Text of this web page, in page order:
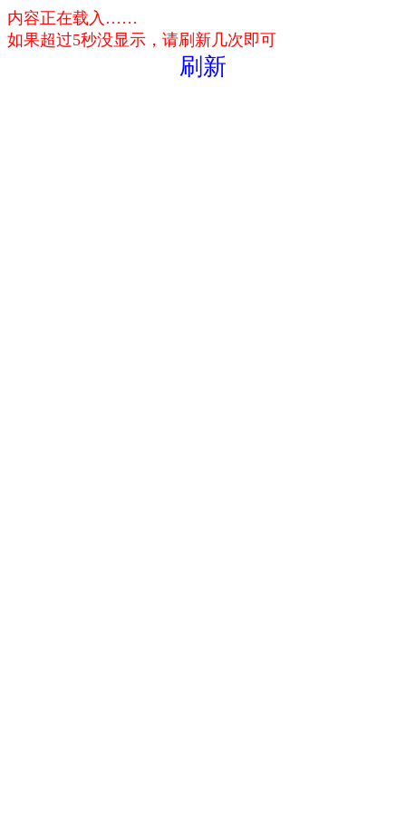
内容正在载入……
如果超过5秒没显示，请刷新几次即可
刷新